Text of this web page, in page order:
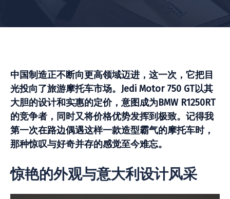
中国制造正不断向更高领域迈进，这一次，它把目
光投向了旅游摩托车市场。Jedi Motor 750 GT以其
大胆的设计和实惠的定价，意图成为BMW R1250RT
的竞争者，同时又将价格优势发挥到极致。记得我
第一次在路边偶遇这样一款造型霸气的摩托车时，
那种惊叹与好奇并存的感觉至今难忘。
惊艳的外观与意大利设计风采